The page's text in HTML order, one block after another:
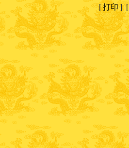
[打印] [